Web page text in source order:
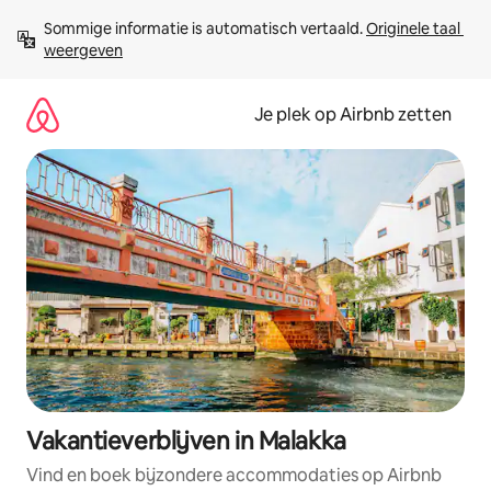
direct
naar
Sommige informatie is automatisch vertaald. Originele taal
weergeven
Je plek op Airbnb zetten
Vakantieverblijven in Malakka
Vind en boek bijzondere accommodaties op Airbnb